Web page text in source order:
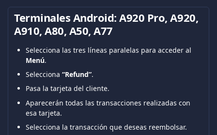
Terminales Android: Α920 Pro, A920,
A910, Α80, A50, A77
Selecciona las tres líneas paralelas para acceder al
Menú.
Selecciona “Refund”.
Pasa la tarjeta del cliente.
Aparecerán todas las transacciones realizadas con
esa tarjeta.
Selecciona la transacción que deseas reembolsar.